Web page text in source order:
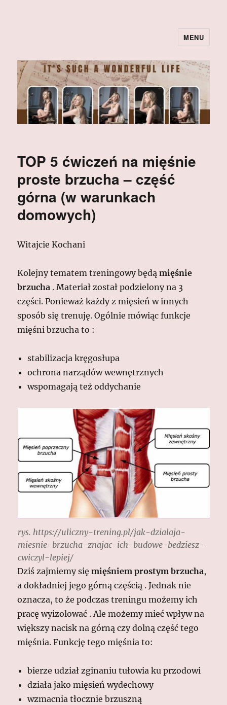
MENU
TOP 5 ćwiczeń na mięśnie
proste brzucha – część
górna (w warunkach
domowych)
Witajcie Kochani
Kolejny tematem treningowy będąmięśnie
brzucha . Materiał został podzielony na 3
części. Ponieważ każdy z mięsień w innych
sposób się trenuję. Ogólnie mówiąc funkcje
mięśni brzucha to :
stabilizacja kręgosłupa
ochrona narządów wewnętrznych
wspomagają też oddychanie
rys. https://uliczny-trening.pl/jak-dzialaja-
miesnie-brzucha-znajac-ich-budowe-bedziesz-
cwiczyl-lepiej/
Dziś zajmiemy sięmięśniem prostym brzucha,
a dokładniej jego górną częścią . Jednak nie
oznacza, to że podczas treningu możemy ich
pracę wyizolować . Ale możemy mieć wpływ na
większy nacisk na górną czy dolną część tego
mięśnia. Funkcję tego mięśnia to:
bierze udział zginaniu tułowia ku przodowi
działa jako mięsień wydechowy
wzmacnia tłocznie brzuszną